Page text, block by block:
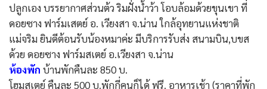
ปลูกเอง บรรยากาศส่วนต้ว ริมฝั่งน้ำว้า โอบล้อมด้วยขุนเขา ที่
ดอยซาง ฟาร์มเสตย์ อ. เวียงสา จ.น่าน ใกล้อุทยานแห่งชาติ
แม่จริม ยินดีต้อนรับน้องหมาค่ะ มีบริการรับส่ง สนามบิน,บขส
ด้วย ดอยซาง ฟาร์มสเตย์ อ.เวียงสา จ.น่าน
ห้องพัก บ้านพักคืนละ 850 บ.
โฮมสเตย์ คืนละ 500 บ.พักกี่คนก็ได้ ฟรี. อาหารเช้า (ราคาที่พัก